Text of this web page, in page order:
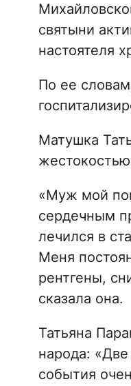
святыни
настоятеля
По ее
Матушка
«Муж мой
сердечным
лечился в
Меня
рентгены,
сказала она.
Татьяна
народа:
события